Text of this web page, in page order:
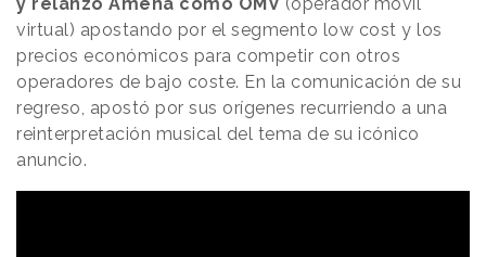
y relanzó Amena como OMV (operador móvil
virtual) apostando por el segmento low cost y los
precios económicos para competir con otros
operadores de bajo coste. En la comunicación de su
regreso, apostó por sus orígenes recurriendo a una
reinterpretación musical del tema de su icónico
anuncio.